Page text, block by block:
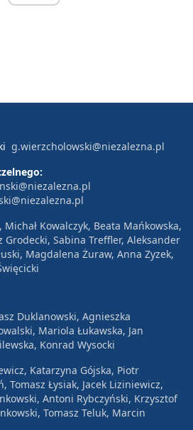
g.wierzcholowski@niezalezna.pl
Michał Kowalczyk, Beata Mańkowska,
Grodecki, Sabina Treffler, Aleksander
Magdalena Żuraw, Anna Zyzek,
Duklanowski, Agnieszka
Mariola Łukawska, Jan
Konrad Wysocki
Katarzyna Gójska, Piotr
Tomasz Łysiak, Jacek Liziniewicz,
Antoni Rybczyński, Krzysztof
Tomasz Teluk, Marcin